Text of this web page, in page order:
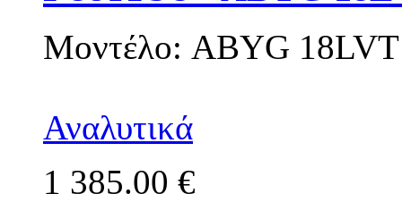
Μοντέλο: ABYG 18LVT
Αναλυτικά
1 385.00 €